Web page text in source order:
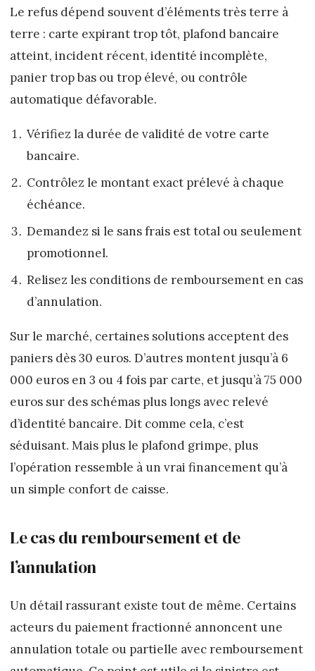
Le refus dépend souvent d’éléments très terre à
terre : carte expirant trop tôt, plafond bancaire
atteint, incident récent, identité incomplète,
panier trop bas ou trop élevé, ou contrôle
automatique défavorable.
Vérifiez la durée de validité de votre carte
bancaire.
Contrôlez le montant exact prélevé à chaque
échéance.
Demandez si le sans frais est total ou seulement
promotionnel.
Relisez les conditions de remboursement en cas
d’annulation.
Sur le marché, certaines solutions acceptent des
paniers dès 30 euros. D’autres montent jusqu’à 6
000 euros en 3 ou 4 fois par carte, et jusqu’à 75 000
euros sur des schémas plus longs avec relevé
d’identité bancaire. Dit comme cela, c’est
séduisant. Mais plus le plafond grimpe, plus
l’opération ressemble à un vrai financement qu’à
un simple confort de caisse.
Le cas du remboursement et de
l’annulation
Un détail rassurant existe tout de même. Certains
acteurs du paiement fractionné annoncent une
annulation totale ou partielle avec remboursement